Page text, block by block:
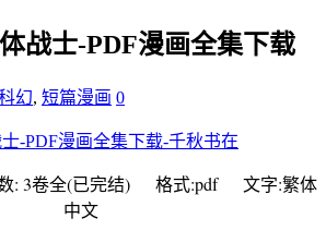
战士-PDF漫画全集下载
幻, 短篇漫画 0
: 3卷全(已完结) 格式:pdf 文字:繁体
中文